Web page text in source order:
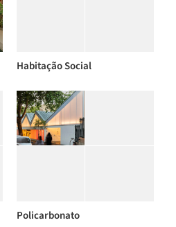
Habitação Social
Policarbonato